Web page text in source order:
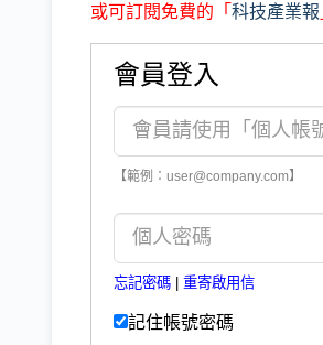
或可訂閱免費的「 科技產業報
會員登入
【範例：user@company.com】
忘記密碼 重寄啟用信
記住帳號密碼